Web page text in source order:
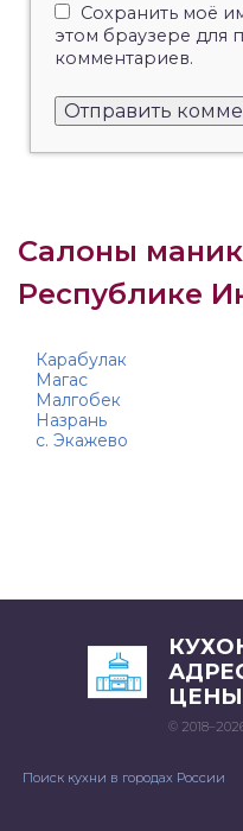
Сохранить моё
этом браузере для
комментариев.
Салоны
Республике
Карабулак
Магас
Малгобек
Назрань
с. Экажево
ЦЕНЫ
©
Поиск кухни в городах России